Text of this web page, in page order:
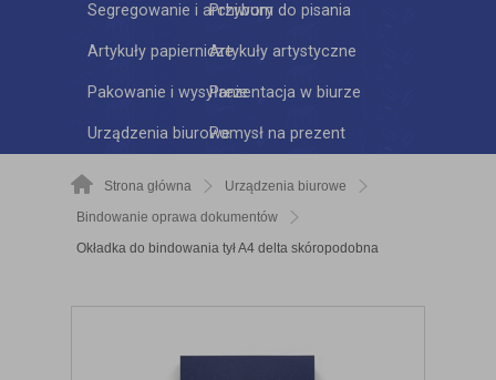
Segregowanie i archiwumPrzybory do pisania
Artykuły papierniczeArtykuły artystyczne
Pakowanie i wysyłaniePrezentacja w biurze
Urządzenia biurowePomysł na prezent
Strona główna
Urządzenia biurowe
Bindowanie oprawa dokumentów
Okładka do bindowania tył A4 delta skóropodobna